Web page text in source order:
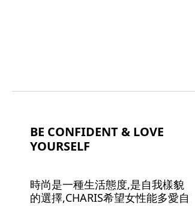
BE CONFIDENT & LOVE
YOURSELF
時尚是一種生活態度,是自我樣貌
的選擇,CHARIS希望女性能多愛自